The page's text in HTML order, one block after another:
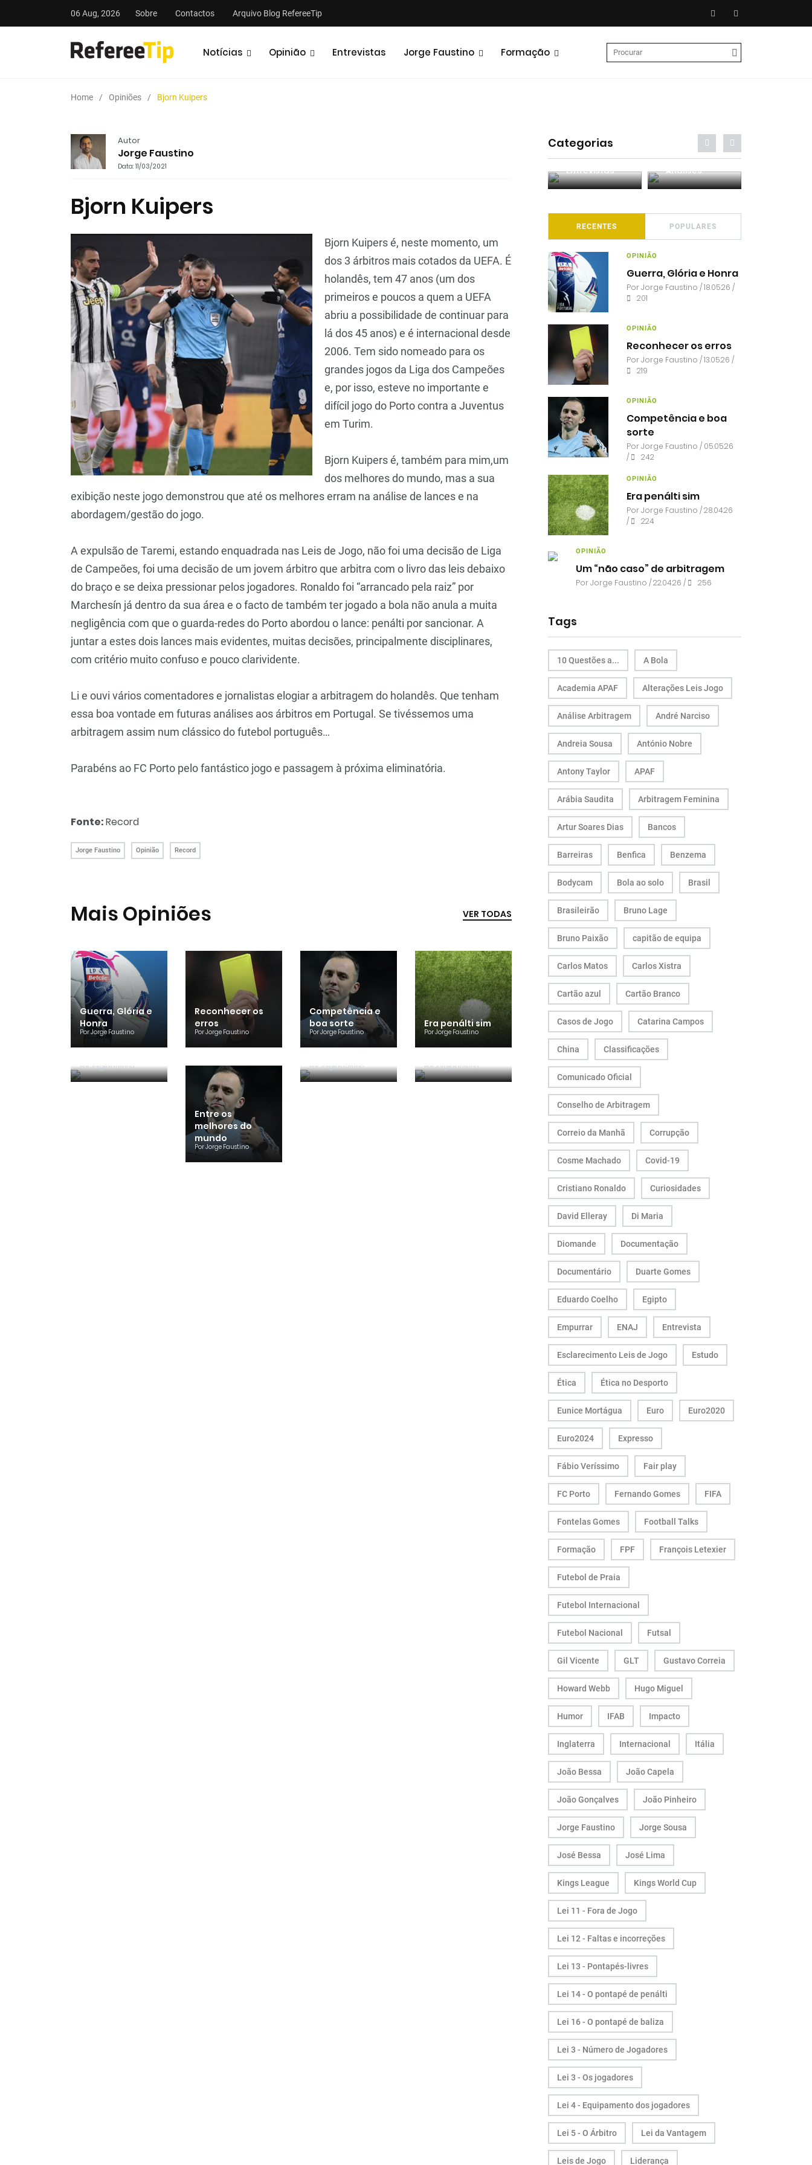
06 Aug, 2026 Sobre Contactos Arquivo Blog RefereeTip
Notícias Opinião Entrevistas Jorge Faustino Formação
Home Opiniões Bjorn Kuipers
Autor
Jorge Faustino
Data: 11/03/2021
Bjorn Kuipers
Bjorn Kuipers é, neste momento, um
dos 3 árbitros mais cotados da UEFA. É
holandês, tem 47 anos (um dos
primeiros e poucos a quem a UEFA
abriu a possibilidade de continuar para
lá dos 45 anos) e é internacional desde
2006. Tem sido nomeado para os
grandes jogos da Liga dos Campeões
e, por isso, esteve no importante e
difícil jogo do Porto contra a Juventus
em Turim.
Bjorn Kuipers é, também para mim,um
dos melhores do mundo, mas a sua
exibição neste jogo demonstrou que até os melhores erram na análise de lances e na
abordagem/gestão do jogo.
A expulsão de Taremi, estando enquadrada nas Leis de Jogo, não foi uma decisão de Liga
de Campeões, foi uma decisão de um jovem árbitro que arbitra com o livro das leis debaixo
do braço e se deixa pressionar pelos jogadores. Ronaldo foi “arrancado pela raiz” por
Marchesín já dentro da sua área e o facto de também ter jogado a bola não anula a muita
negligência com que o guarda-redes do Porto abordou o lance: penálti por sancionar. A
juntar a estes dois lances mais evidentes, muitas decisões, principalmente disciplinares,
com critério muito confuso e pouco clarividente.
Li e ouvi vários comentadores e jornalistas elogiar a arbitragem do holandês. Que tenham
essa boa vontade em futuras análises aos árbitros em Portugal. Se tivéssemos uma
arbitragem assim num clássico do futebol português…
Parabéns ao FC Porto pelo fantástico jogo e passagem à próxima eliminatória.
Fonte:Record
Jorge Faustino Opinião Record
Mais Opiniões VER TODAS
Guerra, Glória e
Honra
PorJorge Faustino
Reconhecer os
erros
PorJorge Faustino
Competência e
boa sorte
PorJorge Faustino
Era penálti sim
PorJorge Faustino
Um “não caso”
PorJorge Faustino
Entre os
melhores do
mundo
PorJorge Faustino
Critério e
PorJorge Faustino
Forma vs
PorJorge Faustino
Categorias
Análises Entrevistas Análises
RECENTES POPULARES
OPINIÃO
Guerra, Glória e Honra
PorJorge Faustino / 18.05.26 /
201
OPINIÃO
Reconhecer os erros
PorJorge Faustino / 13.05.26 /
219
OPINIÃO
Competência e boa
sorte
PorJorge Faustino / 05.05.26
/
242
OPINIÃO
Era penálti sim
PorJorge Faustino / 28.04.26
/
224
OPINIÃO
Um “não caso” de arbitragem
PorJorge Faustino / 22.04.26 / 256
Tags
10 Questões a... A Bola
Academia APAF Alterações Leis Jogo
Análise Arbitragem André Narciso
Andreia Sousa António Nobre
Antony Taylor APAF
Arábia Saudita Arbitragem Feminina
Artur Soares Dias Bancos
Barreiras Benfica Benzema
Bodycam Bola ao solo Brasil
Brasileirão Bruno Lage
Bruno Paixão capitão de equipa
Carlos Matos Carlos Xistra
Cartão azul Cartão Branco
Casos de Jogo Catarina Campos
China Classificações
Comunicado Oficial
Conselho de Arbitragem
Correio da Manhã Corrupção
Cosme Machado Covid-19
Cristiano Ronaldo Curiosidades
David Elleray Di Maria
Diomande Documentação
Documentário Duarte Gomes
Eduardo Coelho Egipto
Empurrar ENAJ Entrevista
Esclarecimento Leis de Jogo Estudo
Ética Ética no Desporto
Eunice Mortágua Euro Euro2020
Euro2024 Expresso
Fábio Veríssimo Fair play
FC Porto Fernando Gomes FIFA
Fontelas Gomes Football Talks
Formação FPF François Letexier
Futebol de Praia
Futebol Internacional
Futebol Nacional Futsal
Gil Vicente GLT Gustavo Correia
Howard Webb Hugo Miguel
Humor IFAB Impacto
Inglaterra Internacional Itália
João Bessa João Capela
João Gonçalves João Pinheiro
Jorge Faustino Jorge Sousa
José Bessa José Lima
Kings League Kings World Cup
Lei 11 - Fora de Jogo
Lei 12 - Faltas e incorreções
Lei 13 - Pontapés-livres
Lei 14 - O pontapé de penálti
Lei 16 - O pontapé de baliza
Lei 3 - Número de Jogadores
Lei 3 - Os jogadores
Lei 4 - Equipamento dos jogadores
Lei 5 - O Árbitro Lei da Vantagem
Leis de Jogo Liderança